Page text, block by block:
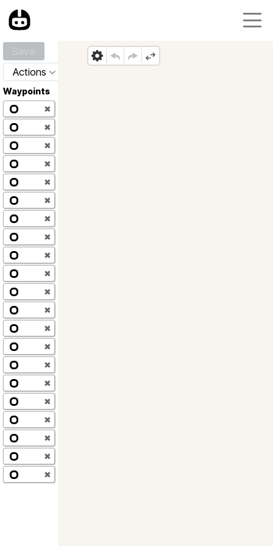
Actions
Waypoints
✖
✖
✖
✖
✖
✖
✖
✖
✖
✖
✖
✖
✖
✖
✖
✖
✖
✖
✖
✖
✖